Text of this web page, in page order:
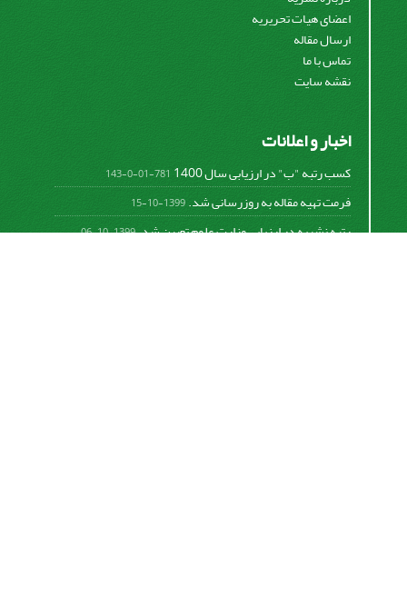
اعضای هیات تحریریه
ارسال مقاله
تماس با ما
نقشه سایت
اخبار و اعلانات
کسب رتبه "ب" در ارزیابی سال 1400 781-01-0-143
فرمت تهیه مقاله به روزرسانی شد.1399-10-15
رتبه نشریه در ارزیابی وزارت علوم تعیین شد.1399-10-06